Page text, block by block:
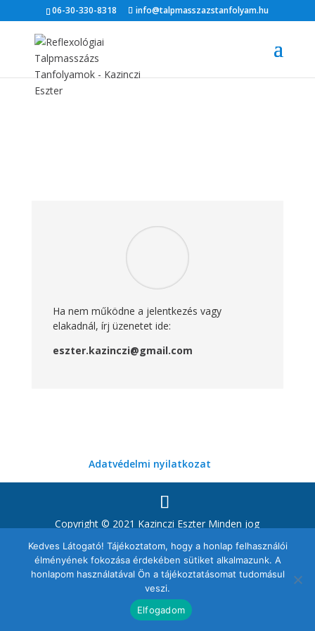
06-30-330-8318 info@talpmasszazstanfolyam.hu
Ha nem működne a jelentkezés vagy
elakadnál, írj üzenetet ide:
eszter.kazinczi@gmail.com
Adatvédelmi nyilatkozat
Copyright © 2021 Kazinczi Eszter Minden jog
fenntartva!
Kedves Látogató! Tájékoztatom, hogy a honlap felhasználói
élményének fokozása érdekében sütiket alkalmazunk. A
honlapom használatával Ön a tájékoztatásomat tudomásul
veszi.
Elfogadom